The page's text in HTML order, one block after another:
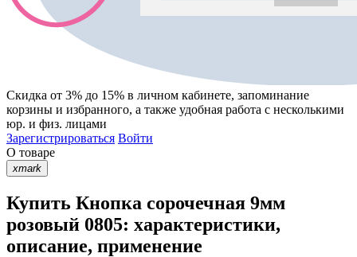
Скидка от 3% до 15% в личном кабинете, запоминание
корзины и избранного, а также удобная работа с несколькими
юр. и физ. лицами
Зарегистрироваться Войти
О товаре
xmark
Купить Кнопка сорочечная 9мм
розовый 0805: характеристики,
описание, применение